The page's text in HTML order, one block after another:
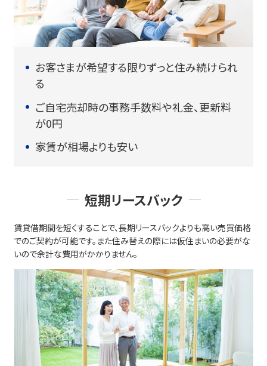
お客さまが希望する限りずっと住み続けられ
る
ご自宅売却時の事務手数料や礼金、更新料
が0円
家賃が相場よりも安い
短期リースバック
賃貸借期間を短くすることで、長期リースバックよりも高い売買価格
でのご契約が可能です。また住み替えの際には仮住まいの必要がな
いので余計な費用がかかりません。